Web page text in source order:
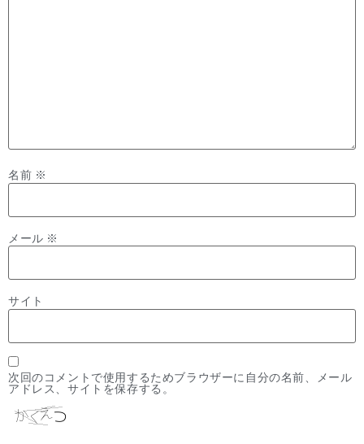
名前 ※
メール ※
サイト
次回のコメントで使用するためブラウザーに自分の名前、メール
アドレス、サイトを保存する。